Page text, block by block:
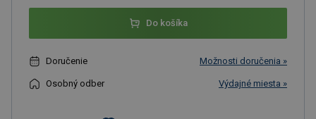
Do košíka
Doručenie Možnosti doručenia »
Osobný odber Výdajné miesta »